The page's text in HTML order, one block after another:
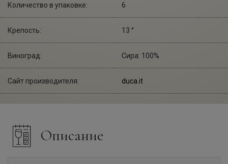
Количество в упаковке: 6
Крепость: 13 °
Виноград: Сира: 100%
Сайт производителя: duca.it
Описание